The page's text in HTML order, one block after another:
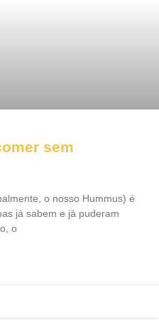
sem
o nosso Hummus) é
já sabem e já puderam
o